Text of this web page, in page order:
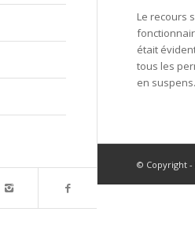
Le recours
était
tous les
en suspens.
© Copyright -